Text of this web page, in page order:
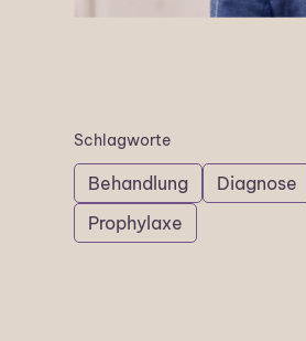
Schlagworte
Behandlung Diagnose
Prophylaxe